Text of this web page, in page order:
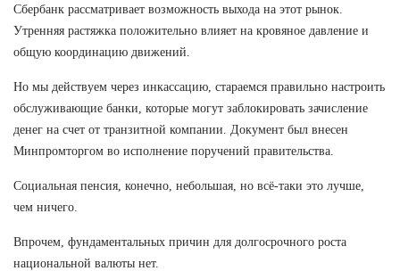
Сбербанк рассматривает возможность выхода на этот рынок.
Утренняя растяжка положительно влияет на кровяное давление и
общую координацию движений.
Но мы действуем через инкассацию, стараемся правильно настроить
обслуживающие банки, которые могут заблокировать зачисление
денег на счет от транзитной компании. Документ был внесен
Минпромторгом во исполнение поручений правительства.
Социальная пенсия, конечно, небольшая, но всё-таки это лучше,
чем ничего.
Впрочем, фундаментальных причин для долгосрочного роста
национальной валюты нет.